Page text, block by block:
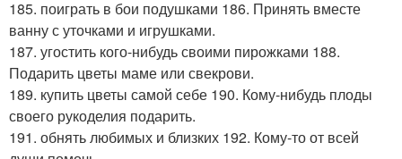
185. поиграть в бои подушками 186. Принять вместе
ванну с уточками и игрушками.
187. угостить кого-нибудь своими пирожками 188.
Подарить цветы маме или свекрови.
189. купить цветы самой себе 190. Кому-нибудь плоды
своего рукоделия подарить.
191. обнять любимых и близких 192. Кому-то от всей